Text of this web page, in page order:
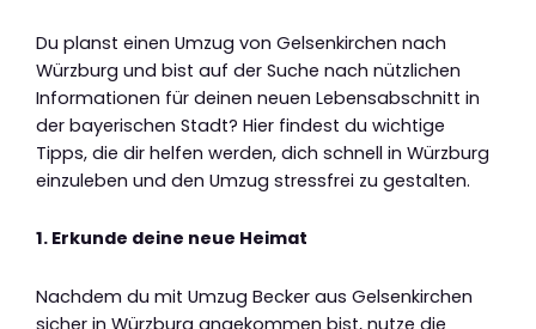
Du planst einen Umzug von Gelsenkirchen nach
Würzburg und bist auf der Suche nach nützlichen
Informationen für deinen neuen Lebensabschnitt in
der bayerischen Stadt? Hier findest du wichtige
Tipps, die dir helfen werden, dich schnell in Würzburg
einzuleben und den Umzug stressfrei zu gestalten.
1. Erkunde deine neue Heimat
Nachdem du mit Umzug Becker aus Gelsenkirchen
sicher in Würzburg angekommen bist, nutze die